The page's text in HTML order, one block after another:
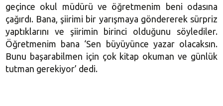
geçince okul müdürü ve öğretmenim beni odasına
çağırdı. Bana, şiirimi bir yarışmaya göndererek sürpriz
yaptıklarını ve şiirimin birinci olduğunu söylediler.
Öğretmenim bana ‘Sen büyüyünce yazar olacaksın.
Bunu başarabilmen için çok kitap okuman ve günlük
tutman gerekiyor’ dedi.